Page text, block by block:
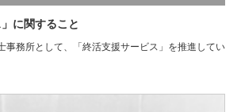
に関すること
事務所として、「終活支援サービス」を推進してい